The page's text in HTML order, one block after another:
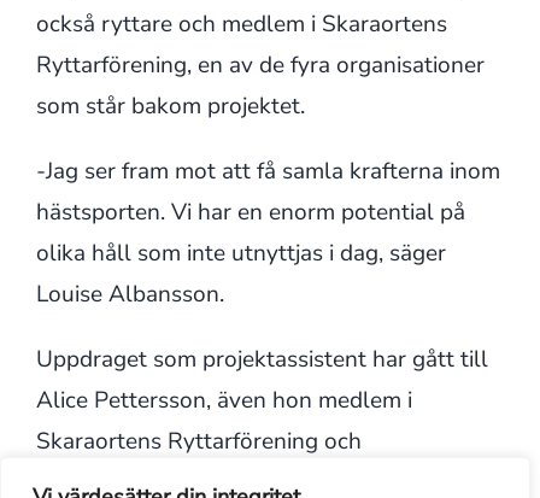
också ryttare och medlem i Skaraortens
Ryttarförening, en av de fyra organisationer
som står bakom projektet.
-Jag ser fram mot att få samla krafterna inom
hästsporten. Vi har en enorm potential på
olika håll som inte utnyttjas i dag, säger
Louise Albansson.
Uppdraget som projektassistent har gått till
Alice Pettersson, även hon medlem i
Skaraortens Ryttarförening och
tävlingsryttare. Alice driver eget företag som